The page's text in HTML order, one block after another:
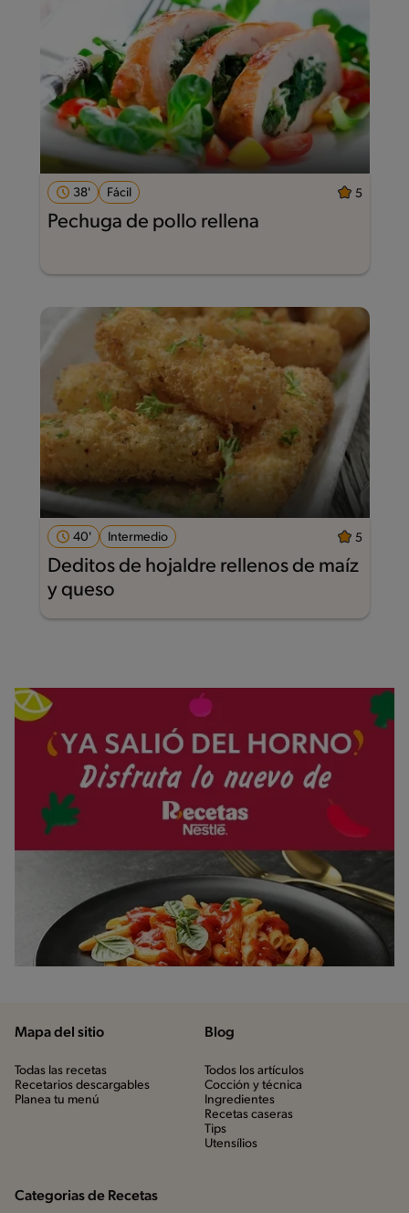
38' Fácil 5
Pechuga de pollo rellena
40' Intermedio 5
Deditos de hojaldre rellenos de maíz
y queso
Mapa del sitio
Todas las recetas
Recetarios descargables
Planea tu menú
Blog
Todos los artículos
Cocción y técnica
Ingredientes
Recetas caseras
Tips
Utensílios
Categorias de Recetas